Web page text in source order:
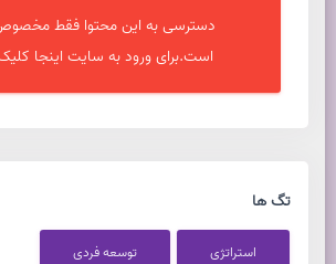
دسترسی به این محتوا فقط
است.برای ورود به سایت اینجا
تگ ها
استراتژی توسعه فردی